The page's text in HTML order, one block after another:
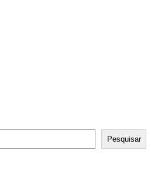
Pesquisar